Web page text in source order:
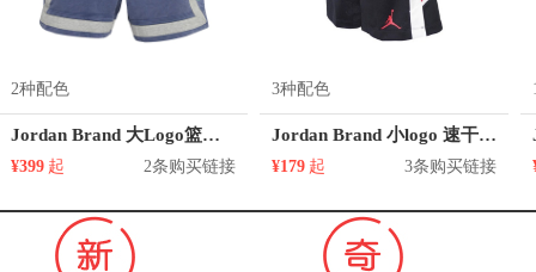
2种配色
Jordan Brand 大Logo篮球中腰透气运动短裤 CW0804
¥399 起 2条购买链接
3种配色
Jordan Brand 小logo 速干透气防水运动短裤 887428
¥179 起 3条购买链接